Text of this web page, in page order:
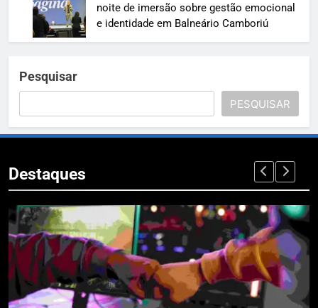
noite de imersão sobre gestão emocional
e identidade em Balneário Camboriú
Pesquisar
PESQUISAR
Destaques